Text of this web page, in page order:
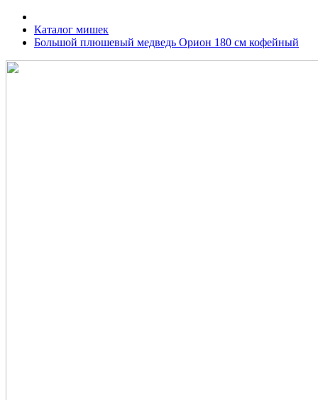
Каталог мишек
Большой плюшевый медведь Орион 180 см кофейный